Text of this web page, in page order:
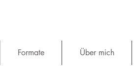
Formate Über mich